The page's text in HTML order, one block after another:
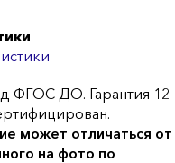
ФГОС ДО. Гарантия 12
может отличаться от
на фото по